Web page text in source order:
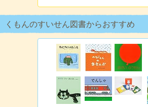
くもんのすいせん図書からおすすめ